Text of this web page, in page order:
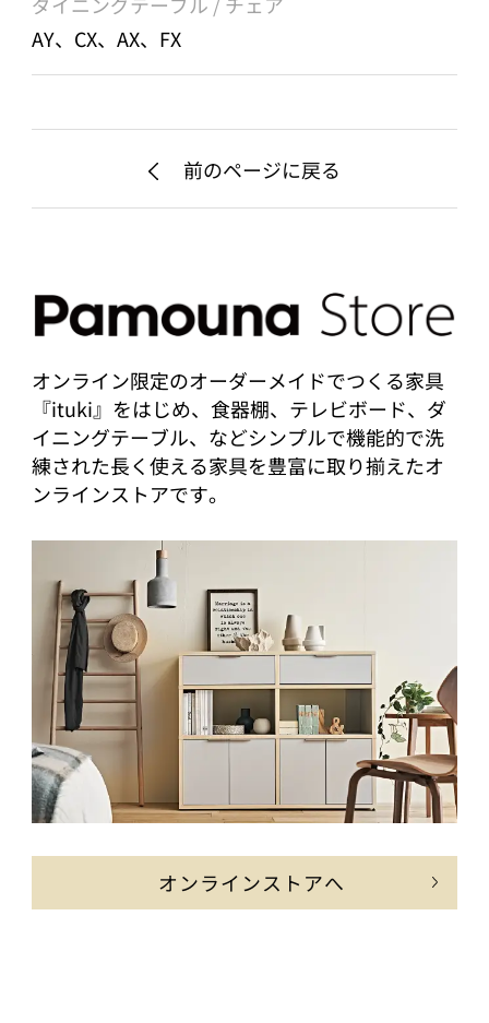
AY、CX、AX、FX
前のページに戻る
オンライン限定のオーダーメイドでつくる家具
『ituki』をはじめ、食器棚、テレビボード、ダ
イニングテーブル、などシンプルで機能的で洗
練された長く使える家具を豊富に取り揃えたオ
ンラインストアです。
オンラインストアへ